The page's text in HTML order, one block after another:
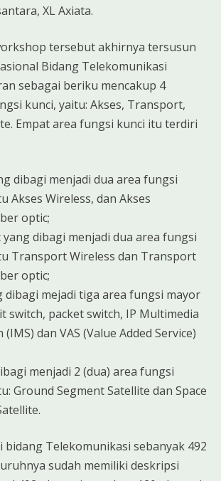
XL Axiata.
tersebut akhirnya tersusun
Bidang Telekomunikasi
sebagai beriku mencakup 4
kunci, yaitu: Akses, Transport,
Empat area fungsi kunci itu terdiri
dibagi menjadi dua area fungsi
Akses Wireless, dan Akses
optic;
dibagi menjadi dua area fungsi
Transport Wireless dan Transport
optic;
dibagi mejadi tiga area fungsi mayor
switch, packet switch, IP Multimedia
(IMS) dan VAS (Value Added Service)
menjadi 2 (dua) area fungsi
Ground Segment Satellite dan Space
bidang Telekomunikasi sebanyak 492
sudah memiliki deskripsi